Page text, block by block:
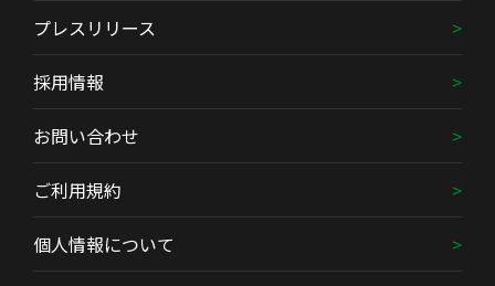
プレスリリース
採用情報
お問い合わせ
ご利用規約
個人情報について